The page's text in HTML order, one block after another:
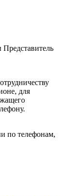
Представитель
для
по телефонам,